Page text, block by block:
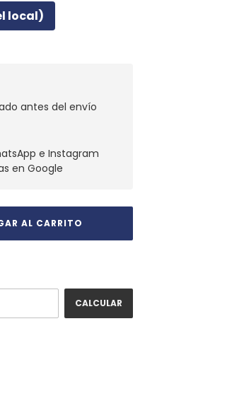
local)
antes del envío
e Instagram
en Google
CALCULAR